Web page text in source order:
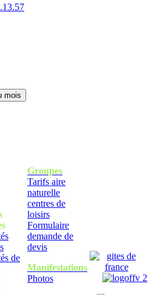
mois
de
Groupes
Tarifs aire
naturelle
centres de
loisirs
Formulaire
demande de
devis
Manifestations
Photos